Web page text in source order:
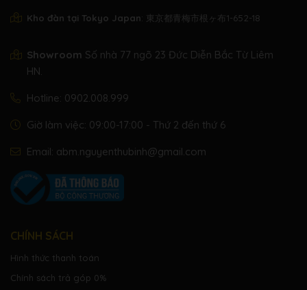
Kho đàn tại Tokyo Japan: 東京都青梅市根ヶ布1-652-18
Showroom Số nhà 77 ngõ 23 Đức Diễn Bắc Từ Liêm
HN.
Hotline: 0902.008.999
Giờ làm việc: 09:00-17:00 - Thứ 2 đến thứ 6
Email: abm.nguyenthubinh@gmail.com
CHÍNH SÁCH
Hình thức thanh toán
Chính sách trả góp 0%